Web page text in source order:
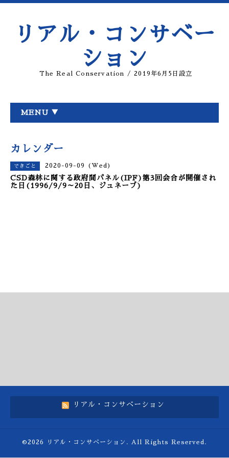
リアル・コンサベー
ション
The Real Conservation / 2019年6月5日設立
MENU ▼
カレンダー
できごと 2020-09-09 (Wed)
CSD森林に関する政府間パネル(IPF)第3回会合が開催され
た日(1996/9/9～20日、ジュネーブ)
リアル・コンサベーション
©2026 リアル・コンサベーション . All Rights Reserved.